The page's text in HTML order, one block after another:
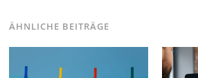
ÄHNLICHE BEITRÄGE